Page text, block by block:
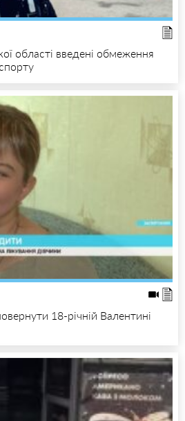
області введені обмеження
18-річній Валентині